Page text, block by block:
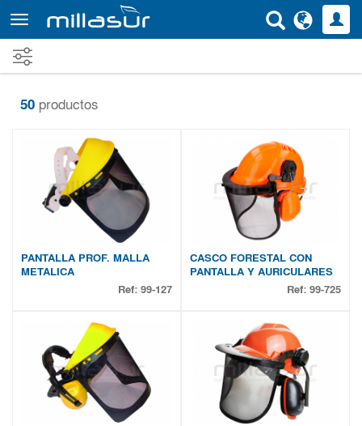
contenido
principal
50 productos
PANTALLA PROF. MALLA
METALICA
Ref: 99-127
CASCO FORESTAL CON
PANTALLA Y AURICULARES
Ref: 99-725